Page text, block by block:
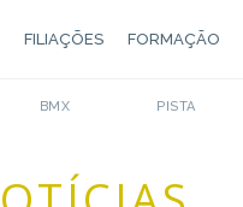
FILIAÇÕES FORMAÇÃO
BMX PISTA